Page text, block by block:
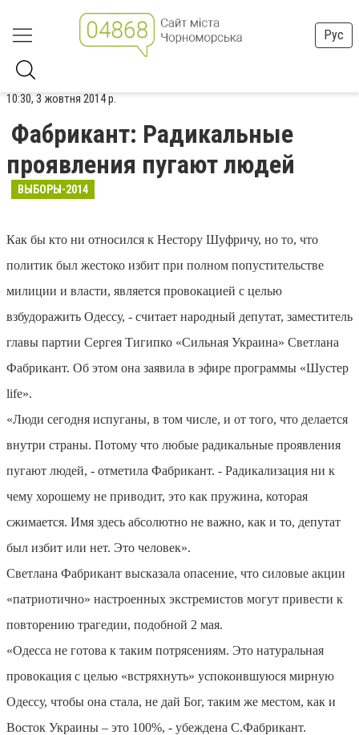
Рус
10:30, 3 жовтня 2014 р.
Фабрикант: Радикальные
проявления пугают людей
ВЫБОРЫ-2014
Как бы кто ни относился к Нестору Шуфричу, но то, что
политик был жестоко избит при полном попустительстве
милиции и власти, является провокацией с целью
взбудоражить Одессу, - считает народный депутат, заместитель
главы партии Сергея Тигипко «Сильная Украина» Светлана
Фабрикант. Об этом она заявила в эфире программы «Шустер
life».
«Люди сегодня испуганы, в том числе, и от того, что делается
внутри страны. Потому что любые радикальные проявления
пугают людей, - отметила Фабрикант. - Радикализация ни к
чему хорошему не приводит, это как пружина, которая
сжимается. Имя здесь абсолютно не важно, как и то, депутат
был избит или нет. Это человек».
Светлана Фабрикант высказала опасение, что силовые акции
«патриотично» настроенных экстремистов могут привести к
повторению трагедии, подобной 2 мая.
«Одесса не готова к таким потрясениям. Это натуральная
провокация с целью «встряхнуть» успокоившуюся мирную
Одессу, чтобы она стала, не дай Бог, таким же местом, как и
Восток Украины – это 100%, - убеждена С.Фабрикант.